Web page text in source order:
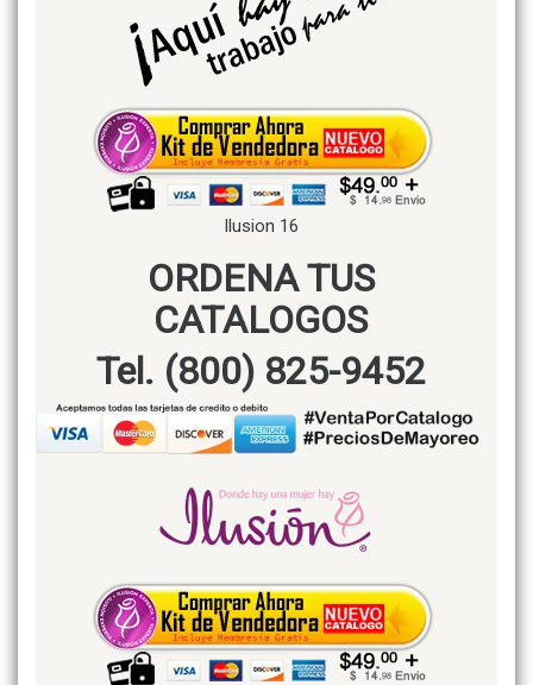
Ilusion 16
ORDENA TUS
CATALOGOS
Tel. (800) 825-9452